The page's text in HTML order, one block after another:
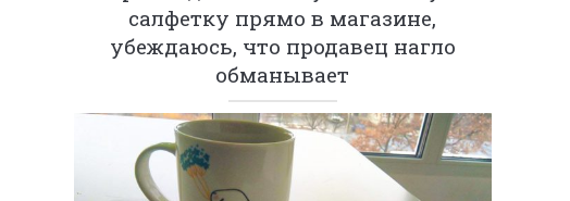
салфетку прямо в магазине,
убеждаюсь, что продавец нагло
обманывает